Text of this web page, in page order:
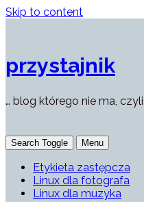
Skip to content
przystajnik
… blog którego nie ma,
Search Toggle Menu
Etykieta zastępcza
Linux dla fotografa
Linux dla muzyka